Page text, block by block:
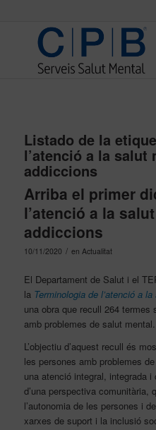
Listado de la
l’atenció a la salut
addiccions
Arriba el primer
l’atenció a la
addiccions
10/11/2020 / en Actualitat
El Departament de Salut i el
la Terminologia de l’atenció a
una obra que recull 264 termes
amb problemes de salut mental.
L’objectiu d’aquest recull és
les persones amb problemes
una atenció integral, integrada
d’una perspectiva comunitària,
l’autonomia de les persones i
xarxes de suport i la inclusió